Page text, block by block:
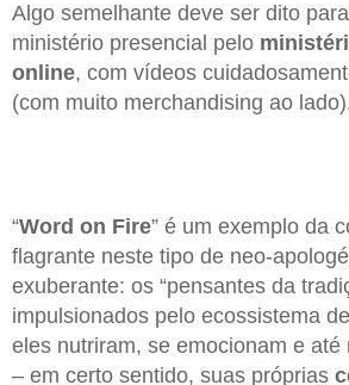
Algo semelhante deve ser dito
ministério presencial pelo
online, com vídeos
(com muito merchandising ao
“Word on Fire” é um exemplo da
flagrante neste tipo de neo-
exuberante: os “pensantes da
impulsionados pelo ecossistema
eles nutriram, se emocionam e até
– em certo sentido, suas próprias